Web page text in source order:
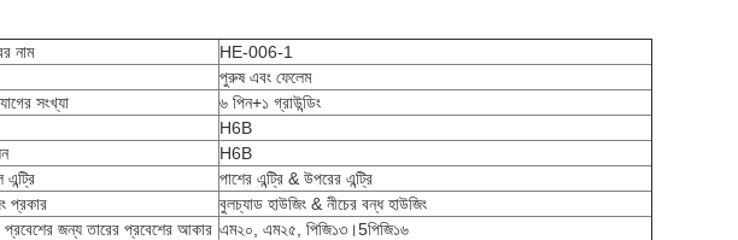
নাম
HE-006-1
পুরুষ এবং ফেলেম
সংখ্যা
৬ পিন+১ গ্রাউন্ডিং
H6B
H6B
পাশের এন্ট্রি & উপরের এন্ট্রি
প্রকার
বুলচ্যাড হাউজিং & নীচের বন্ধ হাউজিং
প্রবেশের জন্য তারের প্রবেশের আকার এম২০, এম২৫, পিজি১৩।5পিজি১৬